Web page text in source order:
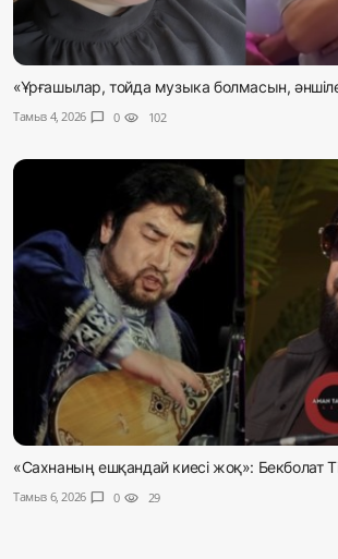
«Ұрғашылар, тойда музыка болмасын,
Тамыз 4, 2026 chat_bubble 0 visibility 102
«Сахнаның ешқандай киесі жоқ»: Бекболат
Тамыз 6, 2026 chat_bubble 0 visibility 29